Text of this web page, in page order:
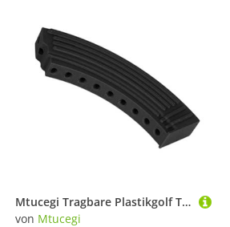
Mtucegi Tragbare Plastikgolf Tees Träger 9 Loch Golf Organisatoren Aufbewahrung Clip Ball Bolzen Zubehör Loch Golf Organizer
von Mtucegi